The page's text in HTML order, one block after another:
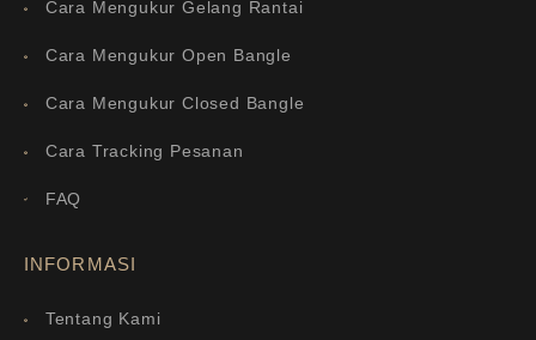
Cara Mengukur Gelang Rantai
Cara Mengukur Open Bangle
Cara Mengukur Closed Bangle
Cara Tracking Pesanan
FAQ
INFORMASI
Tentang Kami